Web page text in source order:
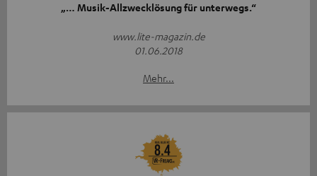
„… Musik-Allzwecklösung für unterwegs.“
www.lite-magazin.de
01.06.2018
Mehr...